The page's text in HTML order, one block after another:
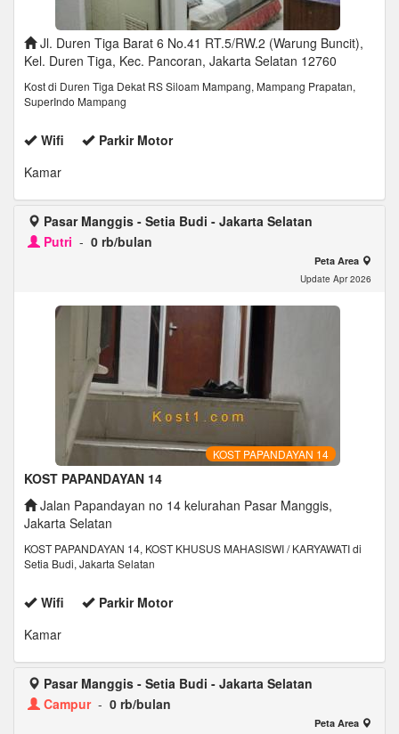
Jl. Duren Tiga Barat 6 No.41 RT.5/RW.2 (Warung Buncit),
Kel. Duren Tiga, Kec. Pancoran, Jakarta Selatan 12760
Kost di Duren Tiga Dekat RS Siloam Mampang, Mampang Prapatan,
SuperIndo Mampang
Wifi
Parkir Motor
Kamar
Pasar Manggis - Setia Budi - Jakarta Selatan
Putri - 0 rb/bulan
Peta Area
Update Apr 2026
KOST PAPANDAYAN 14
KOST PAPANDAYAN 14
Jalan Papandayan no 14 kelurahan Pasar Manggis,
Jakarta Selatan
KOST PAPANDAYAN 14, KOST KHUSUS MAHASISWI / KARYAWATI di
Setia Budi, Jakarta Selatan
Wifi
Parkir Motor
Kamar
Pasar Manggis - Setia Budi - Jakarta Selatan
Campur- 0 rb/bulan
Peta Area